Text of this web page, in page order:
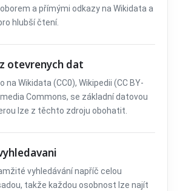
a přímými odkazy na Wikidata a
hlubší čtení.
otevrenych dat
na Wikidata (CC0), Wikipedii (CC BY-
Commons, se základní datovou
lze z těchto zdroju obohatit.
vyhledávání napříč celou
takže každou osobnost lze najít